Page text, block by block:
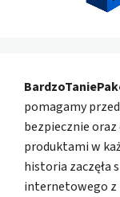
pomagamy
bezpiecznie
produktami w
historia zaczęła
internetowego z